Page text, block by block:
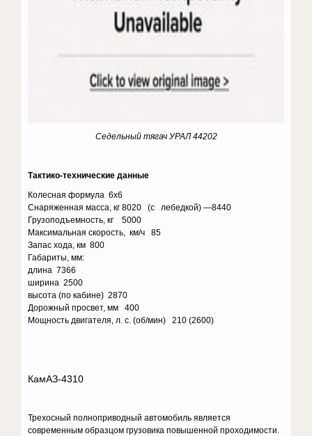
Седельный тягач УРАЛ 44202
Тактико-технические данные
Колесная формула 6х6
Снаряженная масса, кг 8020 (с лебедкой) —8440
Грузоподъемность, кг 5000
Максимальная скорость, км/ч 85
Запас хода, км 800
Габариты, мм:
длина 7366
ширина 2500
высота (по кабине) 2870
Дорожный просвет, мм 400
Мощность двигателя, л. с. (об/мин) 210 (2600)
КамАЗ-4310
Трехосный полноприводный автомобиль является
современным образцом грузовика повышенной проходимости.